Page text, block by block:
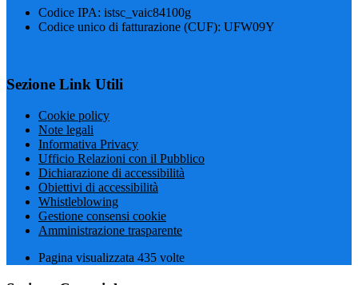
Codice IPA: istsc_vaic84100g
Codice unico di fatturazione (CUF): UFW09Y
Sezione Link Utili
Cookie policy
Note legali
Informativa Privacy
Ufficio Relazioni con il Pubblico
Dichiarazione di accessibilità
Obiettivi di accessibilità
Whistleblowing
Gestione consensi cookie
Amministrazione trasparente
Pagina visualizzata 435 volte